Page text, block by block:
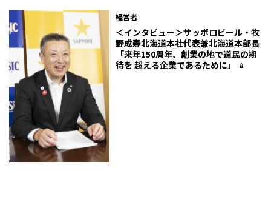
経営者
＜インタビュー＞サッポロビール・牧
野成寿北海道本社代表兼北海道本部長
「来年150周年、創業の地で道民の期
待を 超える企業であるために」